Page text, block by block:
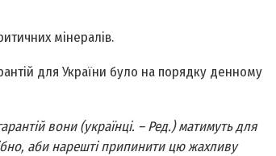
мінералів.
для України було на порядку денному
вони (українці. – Ред.) матимуть для
аби нарешті припинити цю жахливу